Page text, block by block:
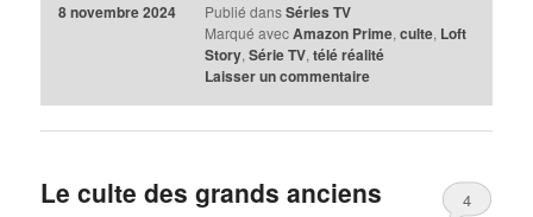
8 novembre 2024 Publié dans Séries TV
Marqué avec Amazon Prime,culte, Loft
Story,Série TV,télé réalité
Laisser un commentaire
Le culte des grands anciens 4